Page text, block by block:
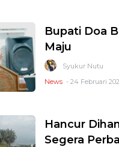
Bupati Doa
Maju
Syukur Nutu
News - 24 Februari
Hancur
Segera